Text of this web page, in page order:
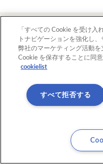
香川妙
に、現
るほか
の作成
として
「すべての Cookie を受け入
トナビゲーションを強化し
弊社のマーケティング活動
Cookie を保存することに同
cookielist
すべて拒否する